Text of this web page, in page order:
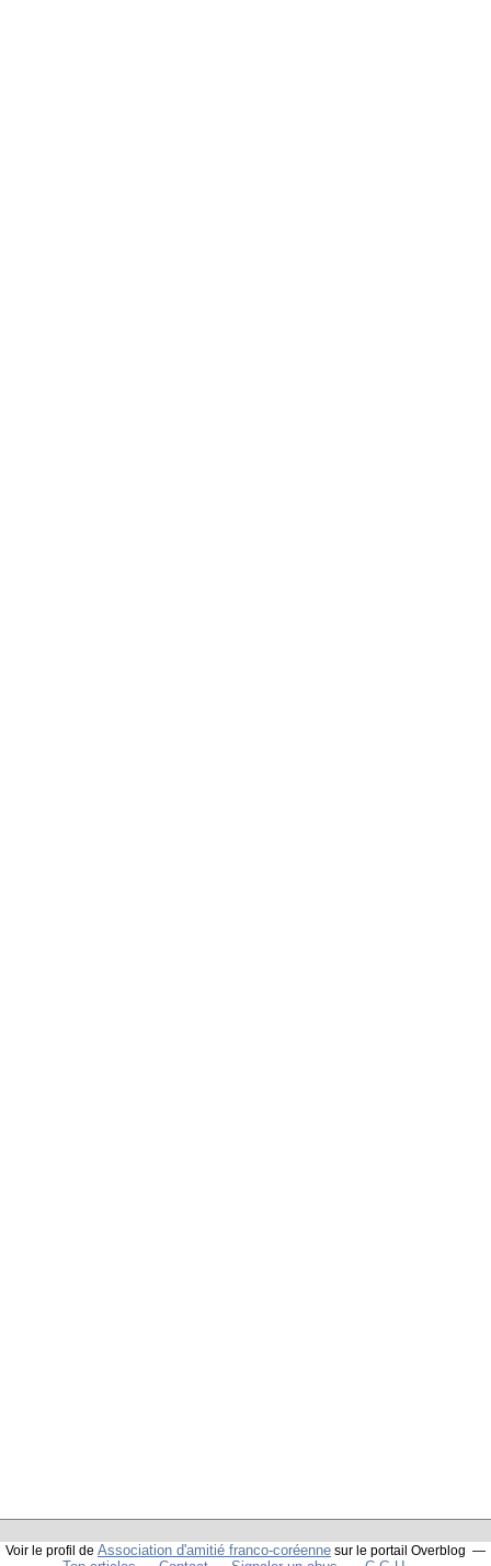
Voir le profil de Association d'amitié franco-coréenne sur le portail Overblog